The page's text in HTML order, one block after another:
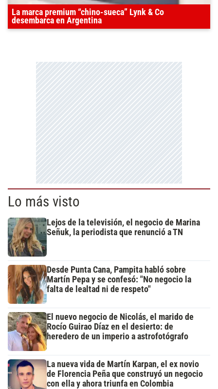
La marca premium “chino-sueca” Lynk & Co
desembarca en Argentina
Lo más visto
Lejos de la televisión, el negocio de Marina
Señuk, la periodista que renunció a TN
Desde Punta Cana, Pampita habló sobre
Martín Pepa y se confesó: "No negocio la
falta de lealtad ni de respeto"
El nuevo negocio de Nicolás, el marido de
Rocío Guirao Díaz en el desierto: de
heredero de un imperio a astrofotógrafo
La nueva vida de Martín Karpan, el ex novio
de Florencia Peña que construyó un negocio
con ella y ahora triunfa en Colombia